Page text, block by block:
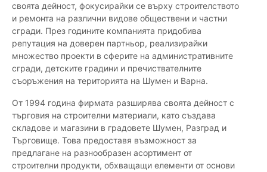
своята дейност, фокусирайки се върху строителството
и ремонта на различни видове обществени и частни
сгради. През годините компанията придобива
репутация на доверен партньор, реализирайки
множество проекти в сферите на административните
сгради, детските градини и пречиствателните
съоръжения на територията на Шумен и Варна.
От 1994 година фирмата разширява своята дейност с
търговия на строителни материали, като създава
складове и магазини в градовете Шумен, Разград и
Търговище. Това предоставя възможност за
предлагане на разнообразен асортимент от
строителни продукти, обхващащи елементи от основи